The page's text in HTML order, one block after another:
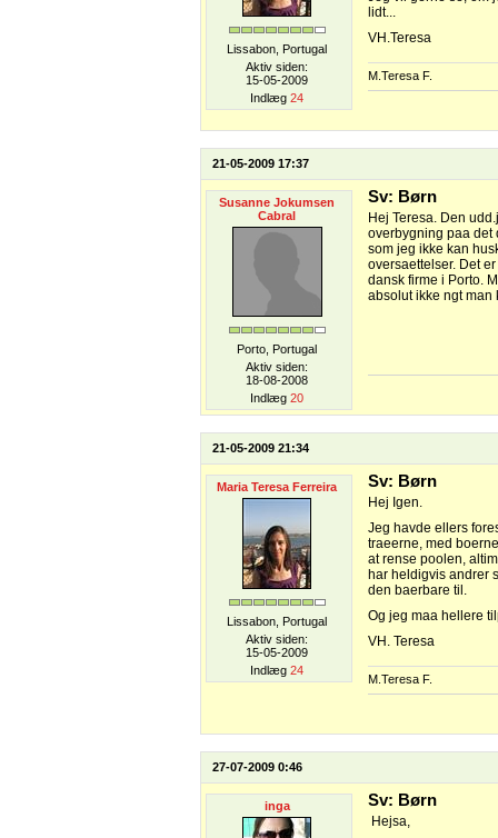
Lissabon, Portugal
Aktiv siden:
15-05-2009
Indlæg 24
lidt...
VH.Teresa
M.Teresa F.
21-05-2009 17:37
Susanne Jokumsen
Cabral
Porto, Portugal
Aktiv siden:
18-08-2008
Indlæg 20
Sv: Børn
Hej Teresa. Den
overbygning paa det
som jeg ikke kan
oversaettelser. Det
dansk firme i Porto.
absolut ikke ngt man
21-05-2009 21:34
Maria Teresa Ferreira
Lissabon, Portugal
Aktiv siden:
15-05-2009
Indlæg 24
Sv: Børn
Hej Igen.
Jeg havde ellers
traeerne, med
at rense poolen,
har heldigvis andrer
den baerbare til.
Og jeg maa hellere
VH. Teresa
M.Teresa F.
27-07-2009 0:46
inga Sv: Børn
Hejsa,